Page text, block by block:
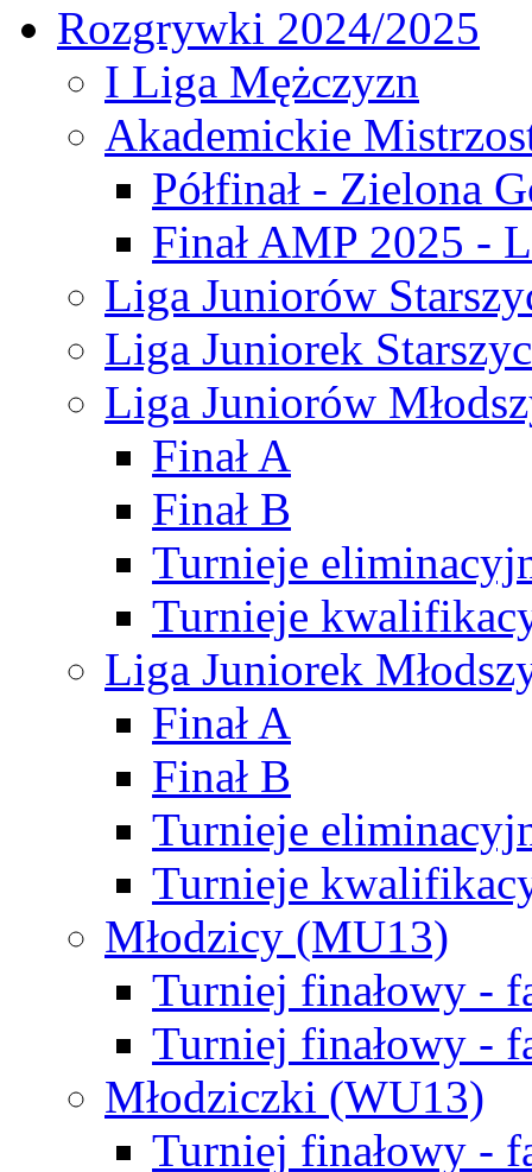
Rozgrywki 2024/2025
I Liga Mężczyzn
Akademickie
Półfinał - Zielona
Finał AMP 2025 -
Liga Juniorów
Liga Juniorek
Liga Juniorów
Finał A
Finał B
Turnieje
Turnieje
Liga Juniorek
Finał A
Finał B
Turnieje
Turnieje
Młodzicy (MU13)
Turniej finałowy -
Turniej finałowy -
Młodziczki (WU13)
Turniej finałowy -